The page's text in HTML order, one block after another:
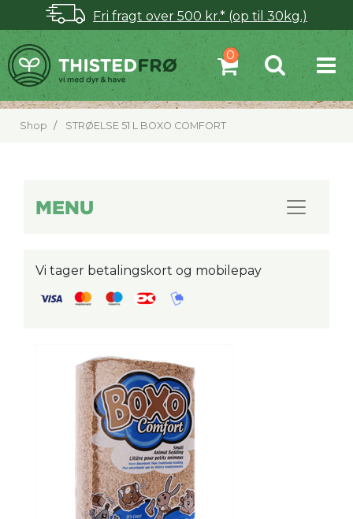
Fri fragt over 500 kr.* (op til 30kg.)
Shop STRØELSE 51 L BOXO COMFORT
MENU
Vi tager betalingskort og mobilepay